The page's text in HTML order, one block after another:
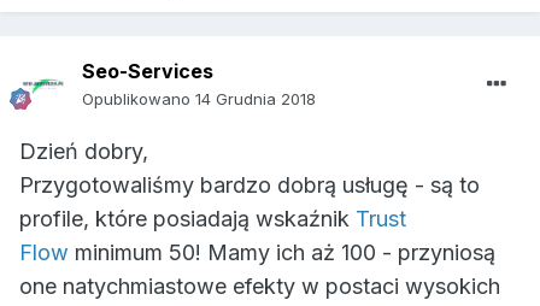
Seo-Services
Opublikowano 14 Grudnia 2018
Dzień dobry,
Przygotowaliśmy bardzo dobrą usługę - są to
profile, które posiadają wskaźnik Trust
Flow minimum 50! Mamy ich aż 100 - przyniosą
one natychmiastowe efekty w postaci wysokich